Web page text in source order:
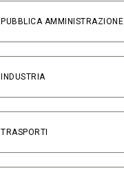
PUBBLICA AMMINISTRAZIONE
INDUSTRIA
TRASPORTI